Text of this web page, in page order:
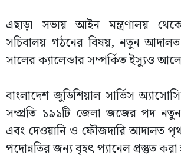
এছাড়া সভায় আইন মন্ত্রণালয়
সচিবালয় গঠনের বিষয়, নতুন
সালের ক্যালেন্ডার সম্পর্কিত ইস্যুও
বাংলাদেশ জুডিশিয়াল সার্ভিস
সম্প্রতি ১৯১টি জেলা জজের পদ
এবং দেওয়ানি ও ফৌজদারি আদালত
পদোন্নতির জন্য বৃহৎ প্যানেল প্রস্তুত করা